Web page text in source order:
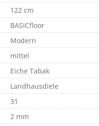
122 cm
BASICfloor
Modern
mittel
Eiche Tabak
Landhausdiele
31
2 mm